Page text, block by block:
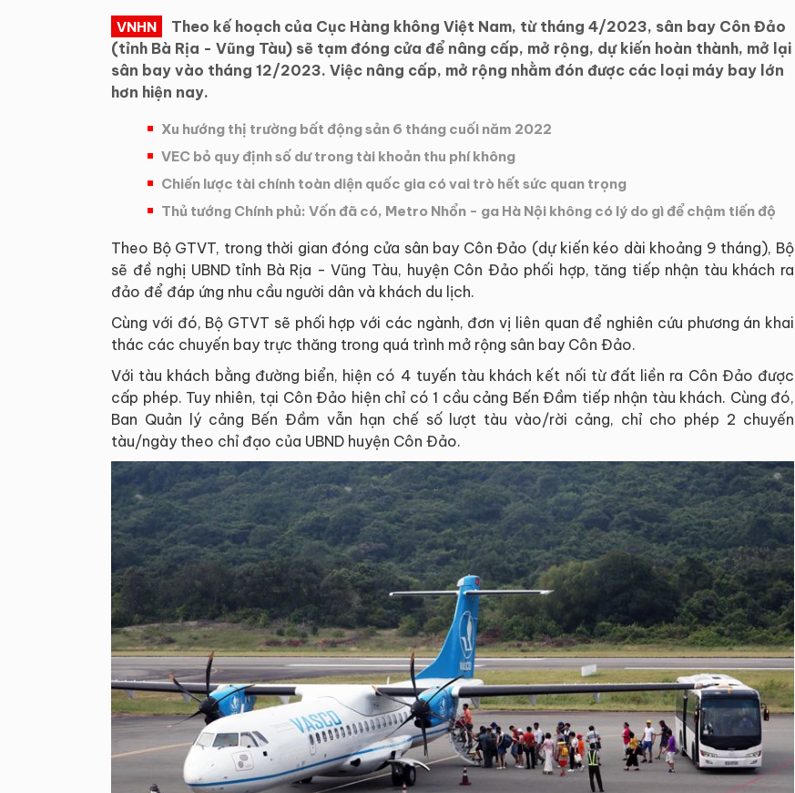
VNHN
Theo kế hoạch của Cục Hàng không Việt Nam, từ tháng 4/2023, sân bay Côn Đảo
(tỉnh Bà Rịa - Vũng Tàu) sẽ tạm đóng cửa để nâng cấp, mở rộng, dự kiến hoàn thành, mở lại
sân bay vào tháng 12/2023. Việc nâng cấp, mở rộng nhằm đón được các loại máy bay lớn
hơn hiện nay.
Xu hướng thị trường bất động sản 6 tháng cuối năm 2022
VEC bỏ quy định số dư trong tài khoản thu phí không
Chiến lược tài chính toàn diện quốc gia có vai trò hết sức quan trọng
Thủ tướng Chính phủ: Vốn đã có, Metro Nhổn - ga Hà Nội không có lý do gì để chậm tiến độ
Theo Bộ GTVT, trong thời gian đóng cửa sân bay Côn Đảo (dự kiến kéo dài khoảng 9 tháng), Bộ
sẽ đề nghị UBND tỉnh Bà Rịa - Vũng Tàu, huyện Côn Đảo phối hợp, tăng tiếp nhận tàu khách ra
đảo để đáp ứng nhu cầu người dân và khách du lịch.
Cùng với đó, Bộ GTVT sẽ phối hợp với các ngành, đơn vị liên quan để nghiên cứu phương án khai
thác các chuyến bay trực thăng trong quá trình mở rộng sân bay Côn Đảo.
Với tàu khách bằng đường biển, hiện có 4 tuyến tàu khách kết nối từ đất liền ra Côn Đảo được
cấp phép. Tuy nhiên, tại Côn Đảo hiện chỉ có 1 cầu cảng Bến Đầm tiếp nhận tàu khách. Cùng đó,
Ban Quản lý cảng Bến Đầm vẫn hạn chế số lượt tàu vào/rời cảng, chỉ cho phép 2 chuyến
tàu/ngày theo chỉ đạo của UBND huyện Côn Đảo.